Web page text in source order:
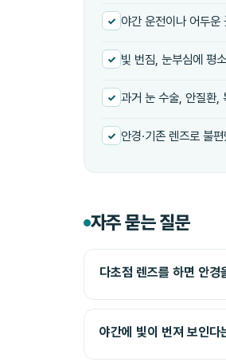
야간 운전이나 어두운
빛 번짐, 눈부심에 평
과거 눈 수술, 안질환,
안경·기존 렌즈로 불
자주 묻는 질문
다초점 렌즈를 하면 안
야간에 빛이 번져 보인다